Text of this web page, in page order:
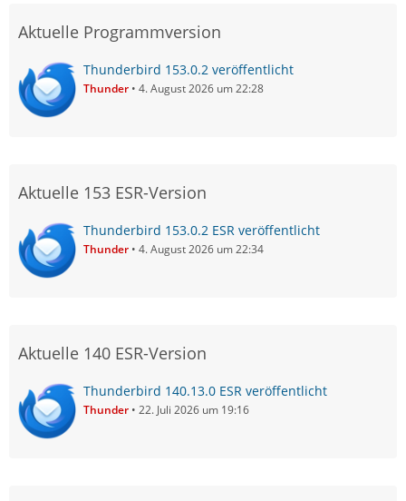
Aktuelle Programmversion
Thunderbird 153.0.2 veröffentlicht
Thunder 4. August 2026 um 22:28
Aktuelle 153 ESR-Version
Thunderbird 153.0.2 ESR veröffentlicht
Thunder 4. August 2026 um 22:34
Aktuelle 140 ESR-Version
Thunderbird 140.13.0 ESR veröffentlicht
Thunder 22. Juli 2026 um 19:16